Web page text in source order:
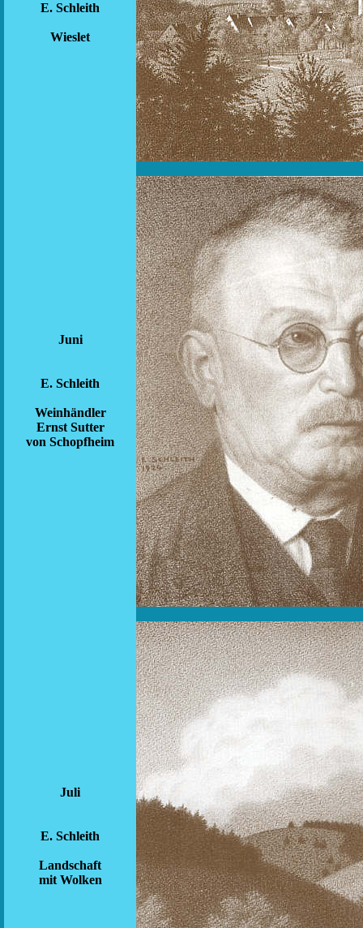
E. Schleith
Wieslet
Juni
E. Schleith
Weinhändler
Ernst Sutter
von Schopfheim
Juli
E. Schleith
Landschaft
mit Wolken